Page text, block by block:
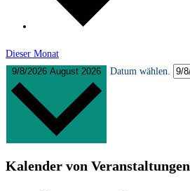
Dieser Monat
9/8/2026 August 2026 Datum wählen.
Kalender von Veranstaltungen